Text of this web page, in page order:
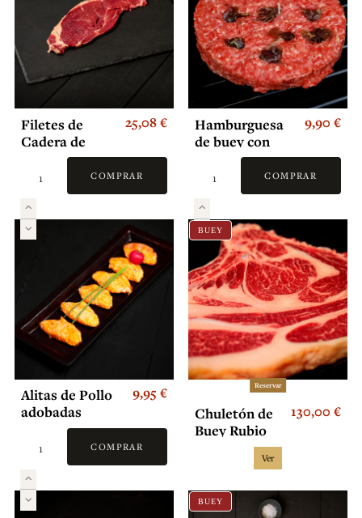
Filetes de
Cadera de
Ternera
25,08 €
COMPRAR
Hamburguesa
de buey con
cecina de León
(2 und)
9,90 €
COMPRAR
Alitas de Pollo
adobadas
9,95 €
COMPRAR
Reservar
BUEY
Chuletón de
Buey Rubio
Certificada
130,00 €
Ver
BUEY